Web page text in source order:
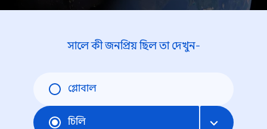
সালে কী জনপ্রিয় ছিল তা দেখুন-
গ্লোবাল
চিলি